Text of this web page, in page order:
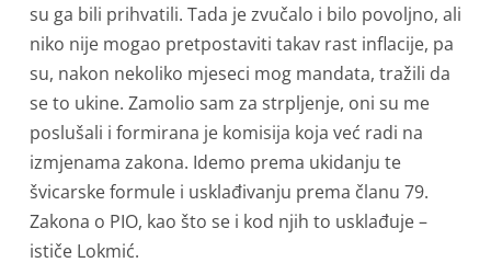
su ga bili prihvatili. Tada je zvučalo i bilo povoljno, ali
niko nije mogao pretpostaviti takav rast inflacije, pa
su, nakon nekoliko mjeseci mog mandata, tražili da
se to ukine. Zamolio sam za strpljenje, oni su me
poslušali i formirana je komisija koja već radi na
izmjenama zakona. Idemo prema ukidanju te
švicarske formule i usklađivanju prema članu 79.
Zakona o PIO, kao što se i kod njih to usklađuje –
ističe Lokmić.